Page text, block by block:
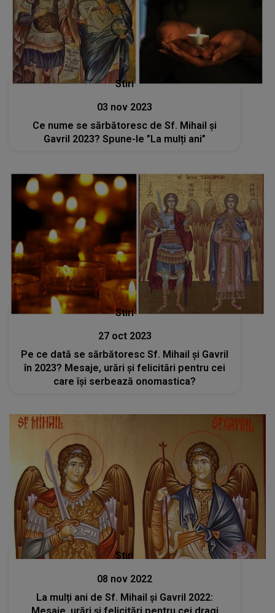
Stiri
03 nov 2023
Ce nume se sărbătoresc de Sf. Mihail și
Gavril 2023? Spune-le ”La mulți ani”
Stiri
27 oct 2023
Pe ce dată se sărbătoresc Sf. Mihail și Gavril
în 2023? Mesaje, urări și felicitări pentru cei
care își serbează onomastica?
Stiri
08 nov 2022
La mulți ani de Sf. Mihail și Gavril 2022:
Mesaje, urări și felicitări pentru cei dragi